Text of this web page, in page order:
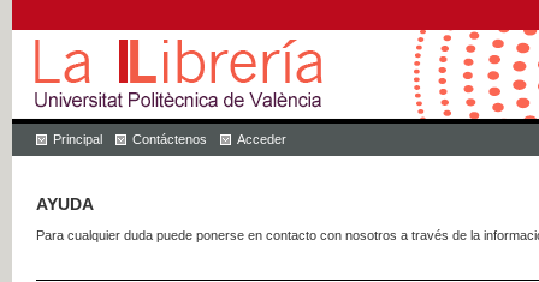
Principal Contáctenos Acceder
AYUDA
Para cualquier duda puede ponerse en contacto con nosotros a través de la